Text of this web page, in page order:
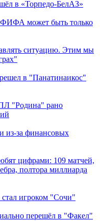
в «Торпедо-БелАЗ»
ФИФА может быть только
ситуацию. Этим мы
в "Панатинаикос"
"Родина" рано
из-за финансовых
цифрами: 109 матчей,
полтора миллиарда
игроком "Сочи"
перешёл в "Факел"